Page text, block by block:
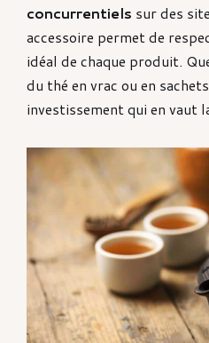
concurrentiels sur des
accessoire permet de
idéal de chaque produit.
du thé en vrac ou en
investissement qui en vaut